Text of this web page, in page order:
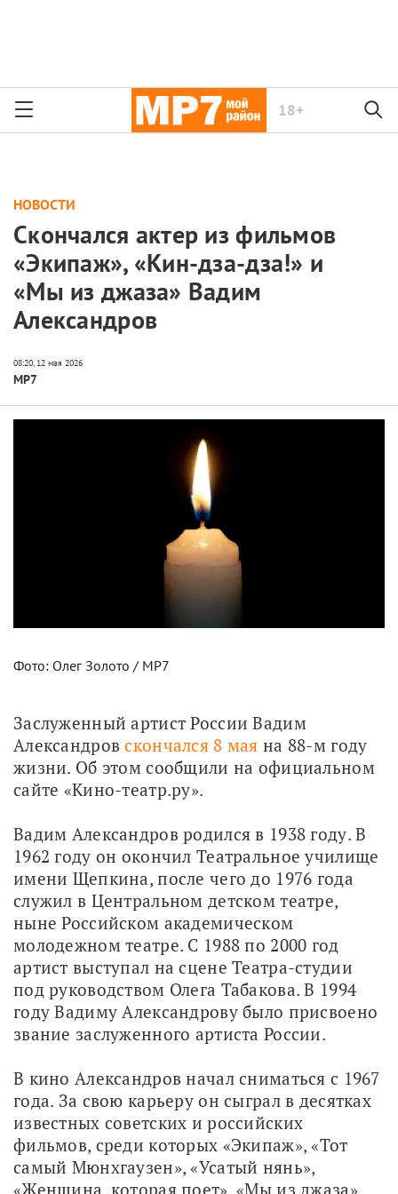
18+
НОВОСТИ
Скончался актер из фильмов
«Экипаж», «Кин-дза-дза!» и
«Мы из джаза» Вадим
Александров
МР7
Фото: Олег Золото / МР7
Заслуженный артист России Вадим
Александров скончался 8 мая на 88-м году
жизни. Об этом сообщили на официальном
сайте «Кино-театр.ру».
Вадим Александров родился в 1938 году. В
1962 году он окончил Театральное училище
имени Щепкина, после чего до 1976 года
служил в Центральном детском театре,
ныне Российском академическом
молодежном театре. С 1988 по 2000 год
артист выступал на сцене Театра-студии
под руководством Олега Табакова. В 1994
году Вадиму Александрову было присвоено
звание заслуженного артиста России.
В кино Александров начал сниматься с 1967
года. За свою карьеру он сыграл в десятках
известных советских и российских
фильмов, среди которых «Экипаж», «Тот
самый Мюнхгаузен», «Усатый нянь»,
«Женщина, которая поет», «Мы из джаза»,